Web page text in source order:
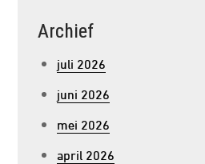
Archief
juli 2026
juni 2026
mei 2026
april 2026